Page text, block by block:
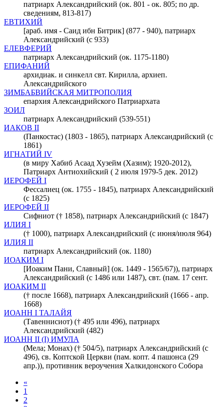
патриарх Александрийский (ок. 801 - ок. 805; по др.
сведениям, 813-817)
ЕВТИХИЙ
[араб. имя - Саид ибн Битрик] (877 - 940), патриарх
Александрийский (с 933)
ЕЛЕВФЕРИЙ
патриарх Александрийский (ок. 1175-1180)
ЕПИФАНИЙ
архидиак. и синкелл свт. Кирилла, архиеп.
Александрийского
ЗИМБАБВИЙСКАЯ МИТРОПОЛИЯ
епархия Александрийского Патриархата
ЗОИЛ
патриарх Александрийский (539-551)
ИАКОВ II
(Панкостас) (1803 - 1865), патриарх Александрийский (с
1861)
ИГНАТИЙ IV
(в миру Хабиб Асаад Хузейм (Хазим); 1920-2012),
Патриарх Антиохийский ( 2 июля 1979-5 дек. 2012)
ИЕРОФЕЙ I
Фессалиец (ок. 1755 - 1845), патриарх Александрийский
(с 1825)
ИЕРОФЕЙ II
Сифниот († 1858), патриарх Александрийский (с 1847)
ИЛИЯ I
(† 1000), патриарх Александрийский (с июня/июля 964)
ИЛИЯ II
патриарх Александрийский (ок. 1180)
ИОАКИМ I
[Иоаким Пани, Славный] (ок. 1449 - 1565/67)), патриарх
Александрийский (с 1486 или 1487), свт. (пам. 17 сент.
ИОАКИМ II
(† после 1668), патриарх Александрийский (1666 - апр.
1668)
ИОАНН I ТАЛАЙЯ
(Тавеннисиот) († 495 или 496), патриарх
Александрийский (482)
ИОАНН II (I) ИМУЛА
(Мела; Монах) († 504/5), патриарх Александрийский (с
496), св. Коптской Церкви (пам. копт. 4 пашонса (29
апр.)), противник вероучения Халкидонского Собора
«
1
2